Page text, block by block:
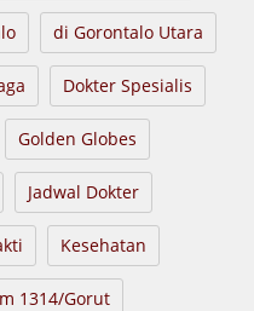
di Gorontalo Utara
Dokter Spesialis
Golden Globes
Jadwal Dokter
Kesehatan
1314/Gorut